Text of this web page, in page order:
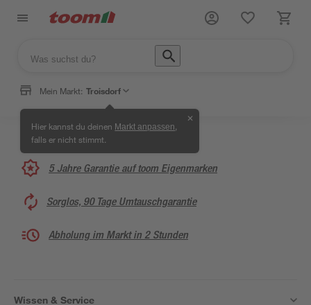
Mein Markt: Troisdorf
Hier kannst du deinen Markt anpassen
falls er nicht stimmt.
✕
5 Jahre Garantie auf toom Eigenmarken
Sorglos, 90 Tage Umtauschgarantie
Abholung im Markt in 2 Stunden
Wissen & Service